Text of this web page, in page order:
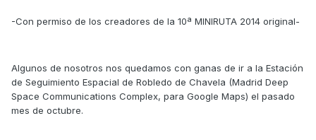
-Con permiso de los creadores de la 10ª MINIRUTA 2014 original-
Algunos de nosotros nos quedamos con ganas de ir a la Estación
de Seguimiento Espacial de Robledo de Chavela (Madrid Deep
Space Communications Complex, para Google Maps) el pasado
mes de octubre.